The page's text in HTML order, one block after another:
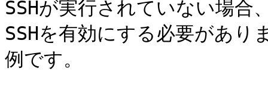
SSHが実行されていない場合
SSHを有効にする必要があ
例です。